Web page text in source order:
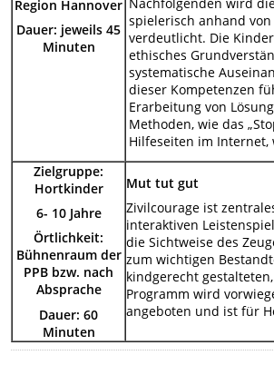
Region Hannover
Dauer: jeweils 45
Minuten
spielerisch anhand
verdeutlicht. Die
ethisches
systematische
dieser Kompetenzen
Erarbeitung von
Methoden, wie das
Hilfeseiten im
Zielgruppe:
Hortkinder
6- 10 Jahre
Örtlichkeit:
Bühnenraum der
PPB bzw. nach
Absprache
Dauer: 60
Minuten
Mut tut gut
Zivilcourage ist
interaktiven
die Sichtweise des
zum wichtigen
kindgerecht
Programm wird
angeboten und ist für